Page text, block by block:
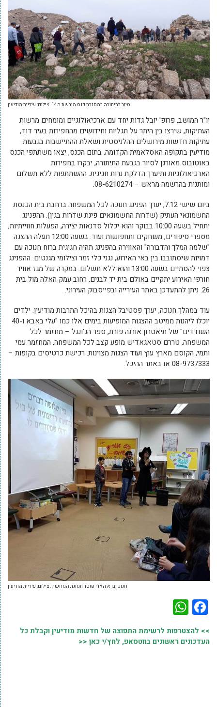
סיור בתיתורה במסגרת כנס מורשת ה14. צילום: עיריית מודיעין
יו"ר המושב, פרופ' יובל גדות יחד עם ארכיאולוגיים ומומחים מרשות
העתיקות, שירצו בין היתר על תגליות וחידושים מהחפירות בעיר דוד,
עתיקות חדשות מירושלים ההלניסטית ושאלת ההתיישבות בגבעות
מודיעין בתקופה האסלאמית הקדומה. בתום הכנס, יצאו משתתפי הכנס
באוטובוס מאורגן לסיור בגבעת התיתורה, יבקרו בחפירות
הארכיאולוגיות ותיערך הדלקת נרות חגיגית. ההשתתפות ללא תשלום
ומותנית בהרשמה מראש – 08-6210274.
ביום שישי 7.12, יערך הפנינג חנוכה לכל המשפחה ברחבת בית הכנסת
החשמונאי העתיק (שדרות החשמונאים פינת שדרות בגין). ההפנינג
יתחיל בשעה 10:00 בבוקר והוא יכלול סדנאות יצירה, הפעלות חווייתיות,
מספרי סיפורים, משחקים ותחפושות ועוד. בשעה 12:00 תעלה ההצגה
"שלמה המלך והדבורה" והאווירה בהפנינג תהיה חגיגית ברוח חנוכה עם
דמויות שיסתובבו בין באי האירוע, נגני כלי זמר וצילומי מגנטים. ההפנינג
צפוי להסתיים בשעה 13:00 והוא ללא תשלום. במקרה של מגז אוויר
חורפי האירוע יתקיים באולם בית יד לבנים, רחוב עמק האלה מול בית
26. ניתן להתעדכן באתר העירייה ובפייסבוק העירוני.
עוד במהלך חנוכה, יערך פסטיבל הצגות בהיכל התרבות מודיעין. ילדים
יוכלו ליהנות ממיטב ההצגות המופיעות בימים אלו כמו "עלי באבא ו-40
השודדים" של תיאטרון אורנה פורת, ספר הג'ונגל – מחזמר לכל
המשפחה, טררם סטאגאדיש מופע קצב לכל המשפחה, המחזמר עמי
ותמי, הקוסם מארץ עוץ ועוד הצגות מצוינות. רכישת כרטיסים בקופות –
08-9737333 או באתר ההיכל.
חנוכדברא הארי פוטר תמונת המחשה. צילום: עיריית מודיעין
Facebook
>> להצטרפות לרשימת התפוצה של חדשות מודיעין וקבלת כל
העדכונים ראשונים בווטסאפ, לחץ/י כאן <<